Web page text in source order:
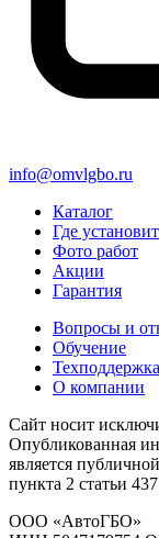
info@omvlgbo.ru
Каталог
Где
Фото работ
Акции
Гарантия
Вопросы и
Обучение
Техподдержка
О компании
Сайт носит
Опубликованная
является
пункта 2 статьи
ООО «АвтоГБО»